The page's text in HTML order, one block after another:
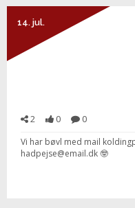
14. jul.
2 0 0
Vi har bøvl med mail
hadpejse@email.dk 🤓